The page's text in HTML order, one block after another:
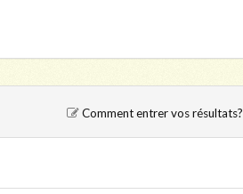
Comment entrer vos résultats?